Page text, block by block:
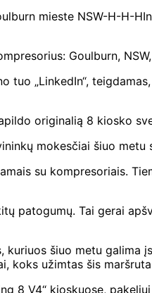
mieste NSW-H-H-H
Goulburn,
tuo „LinkedIn“,
originalią 8 kiosko
mokesčiai šiuo metu
su kompresoriais.
patogumų. Tai gerai
šiuo metu galima
koks užimtas šis
8 V4“ kioskuose,